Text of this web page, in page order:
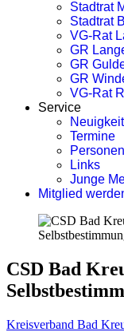
Stadtrat
Stadtrat
VG-Rat
GR
GR
GR
VG-Rat
Service
Termine
Personen
Links
Junge
Mitglied
CSD Bad
Kreisverband Bad